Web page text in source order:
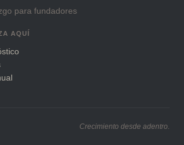
para fundadores
AQUÍ
Crecimiento desde adentro.